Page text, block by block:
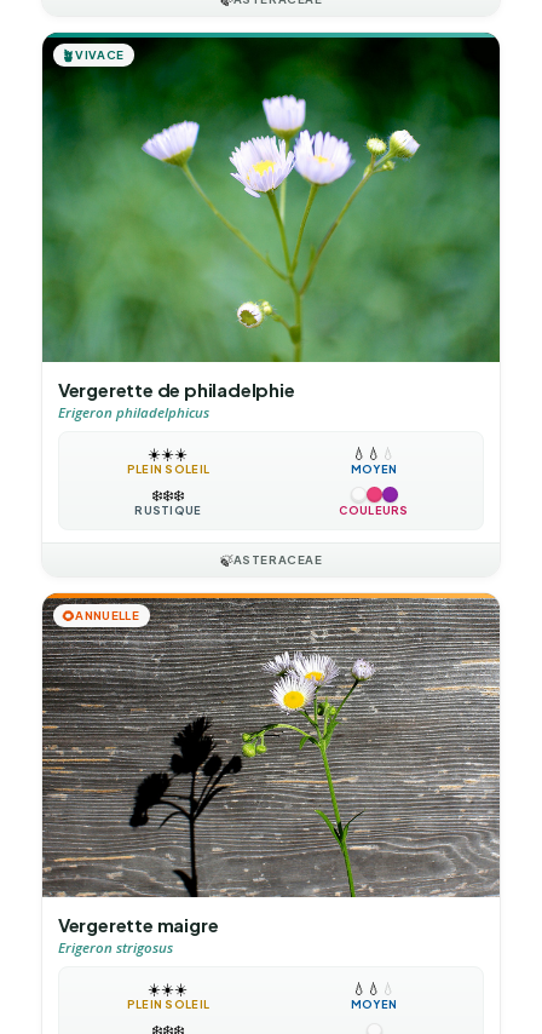
🪴VIVACE
Vergerette de philadelphie
Erigeron philadelphicus
☀️☀️☀️
PLEIN SOLEIL
💧 💧 💧
MOYEN
❄️❄️❄️
RUSTIQUE COULEURS
🍃ASTERACEAE
🌻ANNUELLE
Vergerette maigre
Erigeron strigosus
☀️☀️☀️
PLEIN SOLEIL
💧 💧 💧
MOYEN
❄️❄️❄️